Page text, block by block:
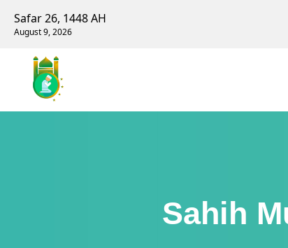
Safar 26, 1448 AH
August 9, 2026
Sahih